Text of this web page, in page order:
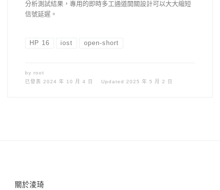
分析測試結果，專用的即時多工通道開關設計可以大大縮短
信號延遲。
HP 16 iost open-short
by root
已發表 2024 年 10 月 4 日 Updated 2025 年 5 月 2 日
關於淩琦